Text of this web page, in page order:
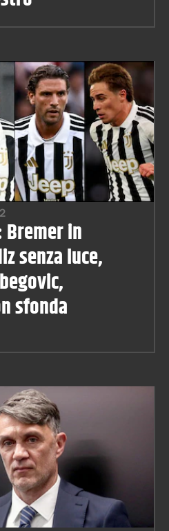
Bremer in
senza luce,
sfonda